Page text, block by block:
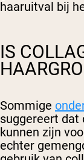
haaruitval bij
IS
Sommige
suggereert dat
kunnen zijn
echter